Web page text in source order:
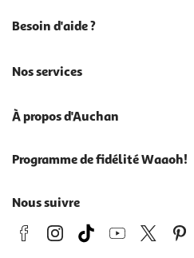
Besoin d'aide ?
Nos services
À propos d'Auchan
Programme de fidélité Waaoh!
Nous suivre